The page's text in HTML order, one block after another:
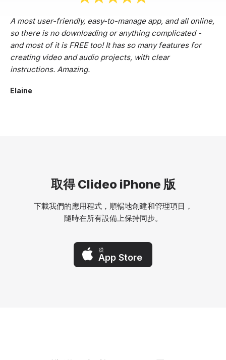
A most user-friendly, easy-to-manage app, and all online,
so there is no downloading or anything complicated -
and most of it is FREE too! It has so many features for
creating video and audio projects, with clear
instructions. Amazing.
Elaine
取得 Clideo iPhone 版
下載我們的應用程式，順暢地創建和管理項目，
隨時在所有設備上保持同步。
從
App Store